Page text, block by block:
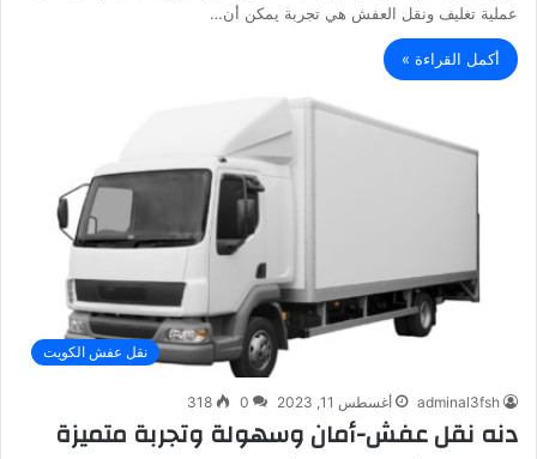
عملية تغليف ونقل العفش هي تجربة يمكن أن…
أكمل القراءة »
نقل عفش الكويت
adminal3fsh أغسطس 11, 2023 0
318
دنه نقل عفش-أمان وسهولة وتجربة متميزة